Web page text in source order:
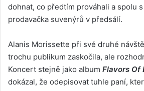
dohnat, co předtím prováhali a spolu
prodavačka suvenýrů v předsálí.
Alanis Morissette při své druhé
trochu publikum zaskočila, ale
Koncert stejně jako album Flavors Of
dokázal, že odepisovat tuhle paní,